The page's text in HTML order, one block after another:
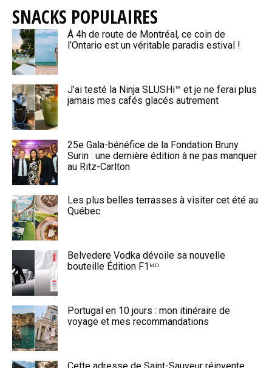
SNACKS POPULAIRES
À 4h de route de Montréal, ce coin de
l’Ontario est un véritable paradis estival !
J’ai testé la Ninja SLUSHi™ et je ne ferai plus
jamais mes cafés glacés autrement
25e Gala-bénéfice de la Fondation Bruny
Surin : une dernière édition à ne pas manquer
au Ritz-Carlton
Les plus belles terrasses à visiter cet été au
Québec
Belvedere Vodka dévoile sa nouvelle
bouteille Édition F1ᴹᴰ
Portugal en 10 jours : mon itinéraire de
voyage et mes recommandations